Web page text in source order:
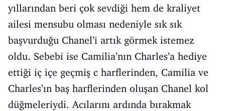
yıllarından beri çok sevdiği hem de kraliyet
ailesi mensubu olması nedeniyle sık sık
başvurduğu Chanel’i artık görmek istemez
oldu. Sebebi ise Camilia’nın Charles’a hediye
ettiği iç içe geçmiş c harflerinden, Camilia ve
Charles’ın baş harflerinden oluşan Chanel kol
düğmeleriydi. Acılarını ardında bırakmak